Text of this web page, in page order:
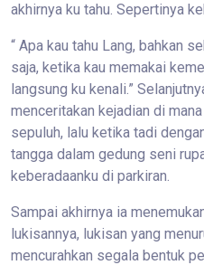
akhirnya ku tahu. Sepertinya
“ Apa kau tahu Lang, bahkan
saja, ketika kau memakai
langsung ku kenali.”
menceritakan kejadian di
sepuluh, lalu ketika tadi
tangga dalam gedung seni
keberadaanku di parkiran.
Sampai akhirnya ia
lukisannya, lukisan yang
mencurahkan segala bentuk